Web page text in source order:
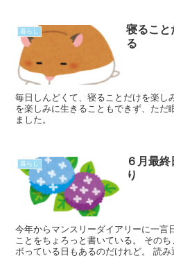
暮らし
寝ること
る
毎日しんどくて、寝ることだけを楽し
を楽しみに生きることもできず、ただ
ました。
暮らし
６月最
り
今年からマンスリーダイアリーに一言
ことをちょろっと書いている。 その
ボっている日もあるのだけれど。 読